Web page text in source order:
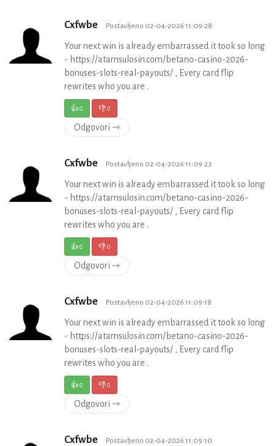
Cxfwbe Postavljeno 02-04-2026 11:09:28
Your next win is already embarrassed it took so long
- https://atamsulosin.com/betano-casino-2026-
bonuses-slots-real-payouts/ , Every card flip
rewrites who you are .
👍0 👎0
Odgovori ⇾
Cxfwbe Postavljeno 02-04-2026 11:09:23
Your next win is already embarrassed it took so long
- https://atamsulosin.com/betano-casino-2026-
bonuses-slots-real-payouts/ , Every card flip
rewrites who you are .
👍0 👎0
Odgovori ⇾
Cxfwbe Postavljeno 02-04-2026 11:09:18
Your next win is already embarrassed it took so long
- https://atamsulosin.com/betano-casino-2026-
bonuses-slots-real-payouts/ , Every card flip
rewrites who you are .
👍0 👎0
Odgovori ⇾
Cxfwbe Postavljeno 02-04-2026 11:09:10